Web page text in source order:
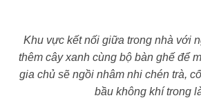
Khu vực kết nối giữa trong nhà với
thêm cây xanh cùng bộ bàn ghế để
gia chủ sẽ ngồi nhâm nhi chén trà,
bầu không khí trong